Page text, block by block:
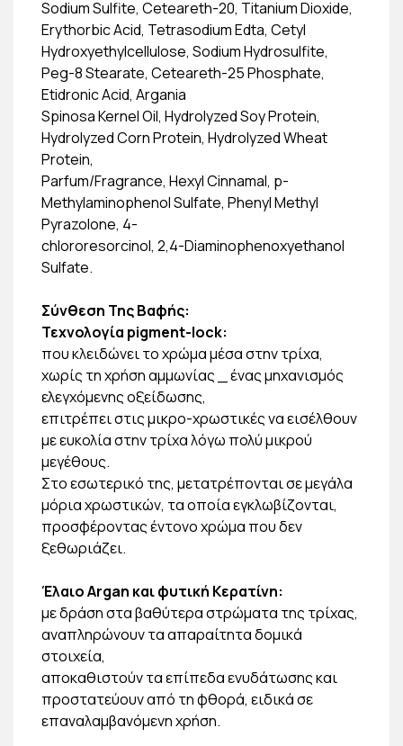
Sodium Sulfite, Ceteareth-20, Titanium Dioxide,
Erythorbic Acid, Tetrasodium Edta, Cetyl
Hydroxyethylcellulose, Sodium Hydrosulfite,
Peg-8 Stearate, Ceteareth-25 Phosphate,
Etidronic Acid, Argania
Spinosa Kernel Oil, Hydrolyzed Soy Protein,
Hydrolyzed Corn Protein, Hydrolyzed Wheat
Protein,
Parfum/Fragrance, Hexyl Cinnamal, p-
Methylaminophenol Sulfate, Phenyl Methyl
Pyrazolone, 4-
chlororesorcinol, 2,4-Diaminophenoxyethanol
Sulfate.
Σύνθεση Της Βαφής:
Τεχνολογία pigment-lock:
που κλειδώνει το χρώμα μέσα στην τρίχα,
χωρίς τη χρήση αμμωνίας _ ένας μηχανισμός
ελεγχόμενης οξείδωσης,
επιτρέπει στις μικρο-χρωστικές να εισέλθουν
με ευκολία στην τρίχα λόγω πολύ μικρού
μεγέθους.
Στο εσωτερικό της, μετατρέπονται σε μεγάλα
μόρια χρωστικών, τα οποία εγκλωβίζονται,
προσφέροντας έντονο χρώμα που δεν
ξεθωριάζει.
Έλαιο Argan και φυτική Κερατίνη:
με δράση στα βαθύτερα στρώματα της τρίχας,
αναπληρώνουν τα απαραίτητα δομικά
στοιχεία,
αποκαθιστούν τα επίπεδα ενυδάτωσης και
προστατεύουν από τη φθορά, ειδικά σε
επαναλαμβανόμενη χρήση.